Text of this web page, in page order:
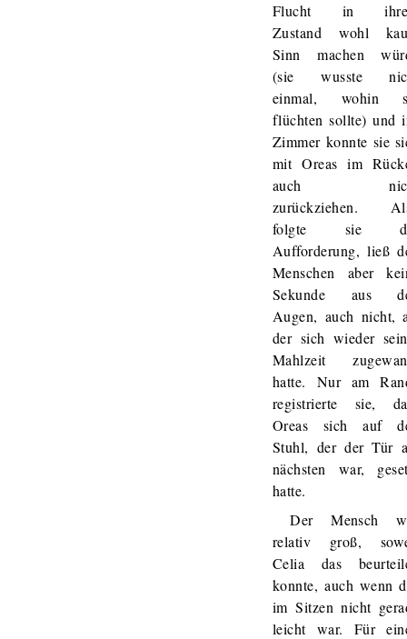
Flucht in
Zustand wohl
Sinn machen
(sie wusste
einmal, wohin
flüchten sollte) und
Zimmer konnte sie
mit Oreas im
auch
zurückziehen.
folgte sie
Aufforderung, ließ
Menschen aber
Sekunde aus
Augen, auch nicht,
der sich wieder
Mahlzeit
hatte. Nur am
registrierte sie,
Oreas sich auf
Stuhl, der der Tür
nächsten war,
hatte.
Der Mensch
relativ groß,
Celia das
konnte, auch wenn
im Sitzen nicht
leicht war. Für